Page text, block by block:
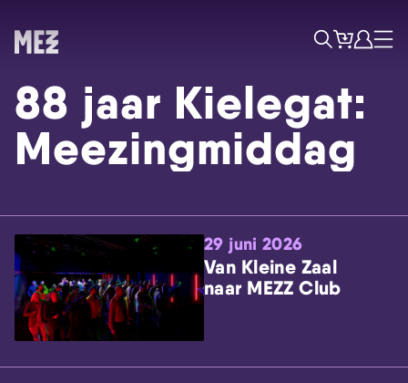
Skip navigatie
ZoekTicketsAccount
Menu
88 jaar Kielegat:
Meezingmiddag
29 juni 2026
Van Kleine Zaal
naar MEZZ Club